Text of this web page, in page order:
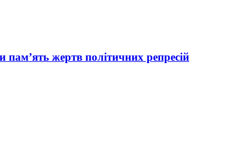
жертв політичних репресій